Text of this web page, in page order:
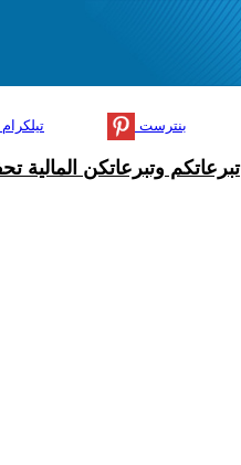
تيلكرام بنترست
تبرعاتكم وتبرعاتكن المالية